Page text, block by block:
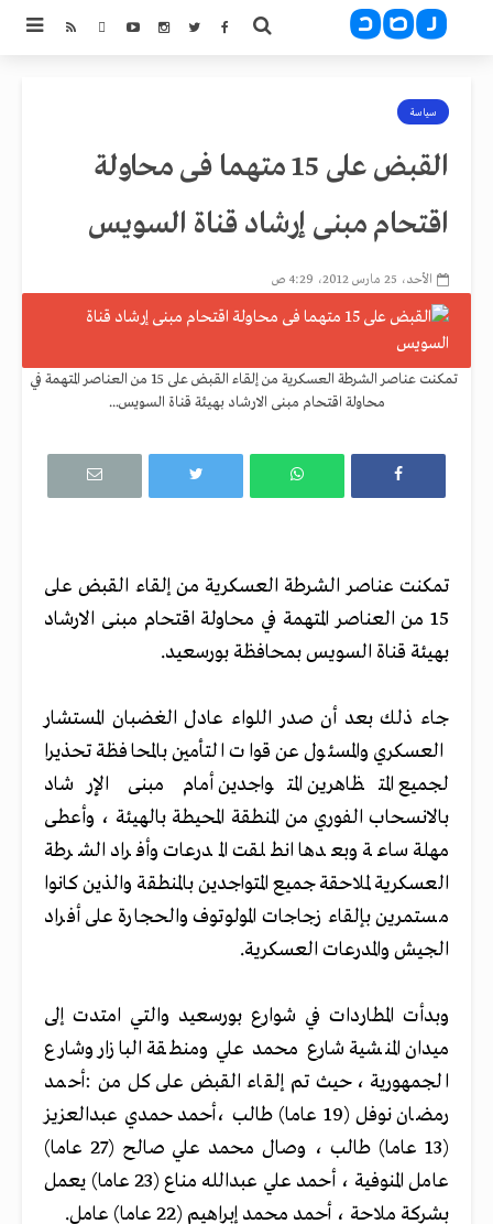
سياسة
القبض على 15 متهما فى محاولة
اقتحام مبنى إرشاد قناة السويس
الأحد، 25 مارس 2012، 4:29 ص
تمكنت عناصر الشرطة العسكرية من إلقاء القبض على 15 من العناصر المتهمة في
محاولة اقتحام مبنى الارشاد بهيئة قناة السويس...
تمكنت عناصر الشرطة العسكرية من إلقاء القبض على
15 من العناصر المتهمة في محاولة اقتحام مبنى الارشاد
بهيئة قناة السويس بمحافظة بورسعيد.
جاء ذلك بعد أن صدر اللواء عادل الغضبان المستشار
العسكري والمسئول عن قوات التأمين بالمحافظة تحذيرا
لجميع المتظاهرين المتواجدين أمام مبنى الإرشاد
بالانسحاب الفوري من المنطقة المحيطة بالهيئة ، وأعطى
مهلة ساعة وبعدها انطلقت المدرعات وأفراد الشرطة
العسكرية لملاحقة جميع المتواجدين بالمنطقة والذين كانوا
مستمرين بإلقاء زجاجات المولوتوف والحجارة على أفراد
الجيش والمدرعات العسكرية.
وبدأت المطاردات في شوارع بورسعيد والتي امتدت إلى
ميدان المنشية شارع محمد علي ومنطقة البازار وشارع
الجمهورية ، حيث تم إلقاء القبض على كل من :أحمد
رمضان نوفل (19 عاما) طالب ،أحمد حمدي عبدالعزيز
(13 عاما) طالب ، وصال محمد علي صالح (27 عاما)
عامل المنوفية ، أحمد علي عبدالله مناع (23 عاما) يعمل
بشركة ملاحة ، أحمد محمد إبراهيم (22 عاما) عامل.